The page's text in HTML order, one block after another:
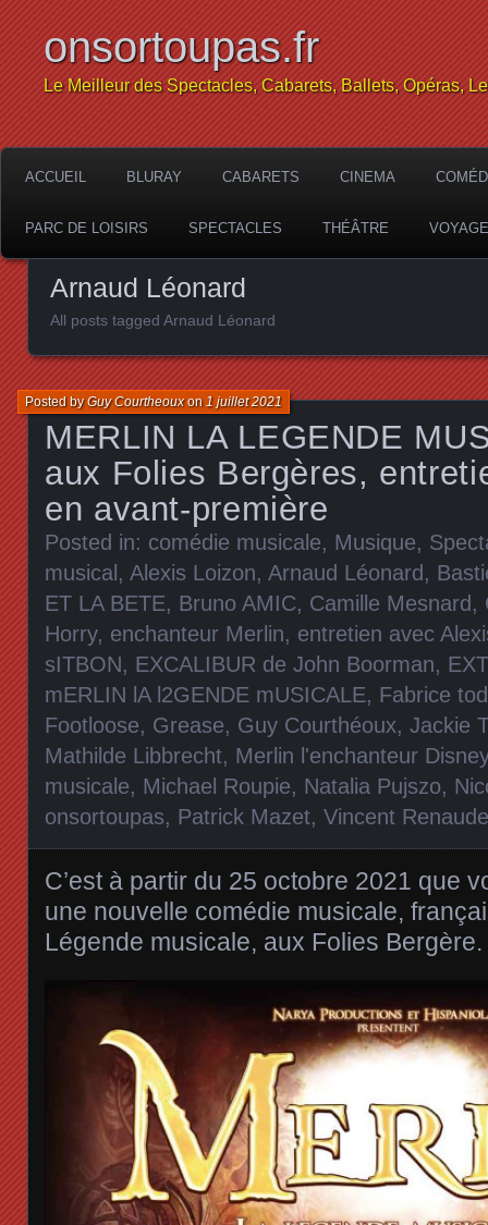
onsortoupas.fr
Le Meilleur des Spectacles, Cabarets, Ballets, Opéras,
ACCUEIL BLURAY CABARETS CINEMA
PARC DE LOISIRS SPECTACLES THÉÂTRE
Arnaud Léonard
All posts tagged Arnaud Léonard
MERLIN LA LEGENDE
aux Folies Bergères,
en avant-première
Posted byGuy Courtheouxon 1 juillet 2021
Posted in: comédie musicale, Musique,
musical, Alexis Loizon, Arnaud Léonard,
ET LA BETE, Bruno AMIC, Camille Mesnard,
Horry, enchanteur Merlin, entretien avec
sITBON, EXCALIBUR de John Boorman,
mERLIN lA l2GENDE mUSICALE, Fabrice
Footloose, Grease, Guy Courthéoux, Jackie
Mathilde Libbrecht, Merlin l'enchanteur Disney
musicale, Michael Roupie, Natalia Pujszo,
onsortoupas, Patrick Mazet, Vincent
C’est à partir du 25 octobre 2021 que
une nouvelle comédie musicale,
Légende musicale, aux Folies Bergère.